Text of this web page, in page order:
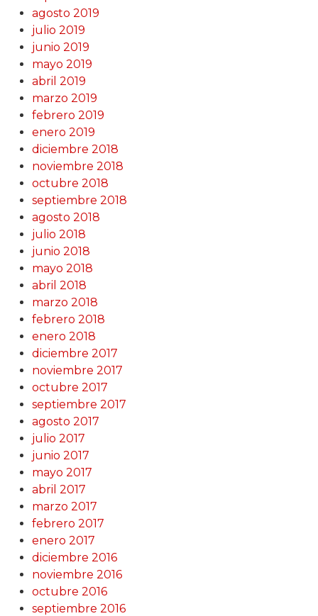
agosto 2019
julio 2019
junio 2019
mayo 2019
abril 2019
marzo 2019
febrero 2019
enero 2019
diciembre 2018
noviembre 2018
octubre 2018
septiembre 2018
agosto 2018
julio 2018
junio 2018
mayo 2018
abril 2018
marzo 2018
febrero 2018
enero 2018
diciembre 2017
noviembre 2017
octubre 2017
septiembre 2017
agosto 2017
julio 2017
junio 2017
mayo 2017
abril 2017
marzo 2017
febrero 2017
enero 2017
diciembre 2016
noviembre 2016
octubre 2016
septiembre 2016